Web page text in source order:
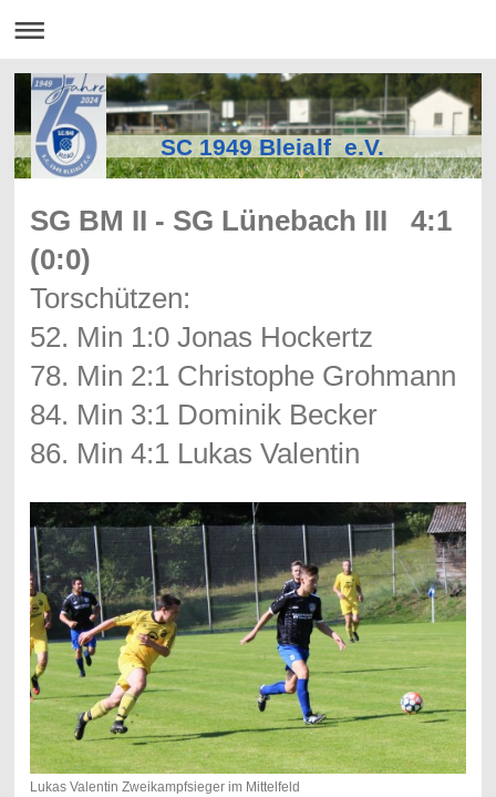
SC 1949 Bleialf e.V.
SG BM II - SG Lünebach III 4:1
(0:0)
Torschützen:
52. Min 1:0 Jonas Hockertz
78. Min 2:1 Christophe Grohmann
84. Min 3:1 Dominik Becker
86. Min 4:1 Lukas Valentin
Lukas Valentin Zweikampfsieger im Mittelfeld